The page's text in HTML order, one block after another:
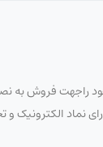
فروش به
دارای نماد